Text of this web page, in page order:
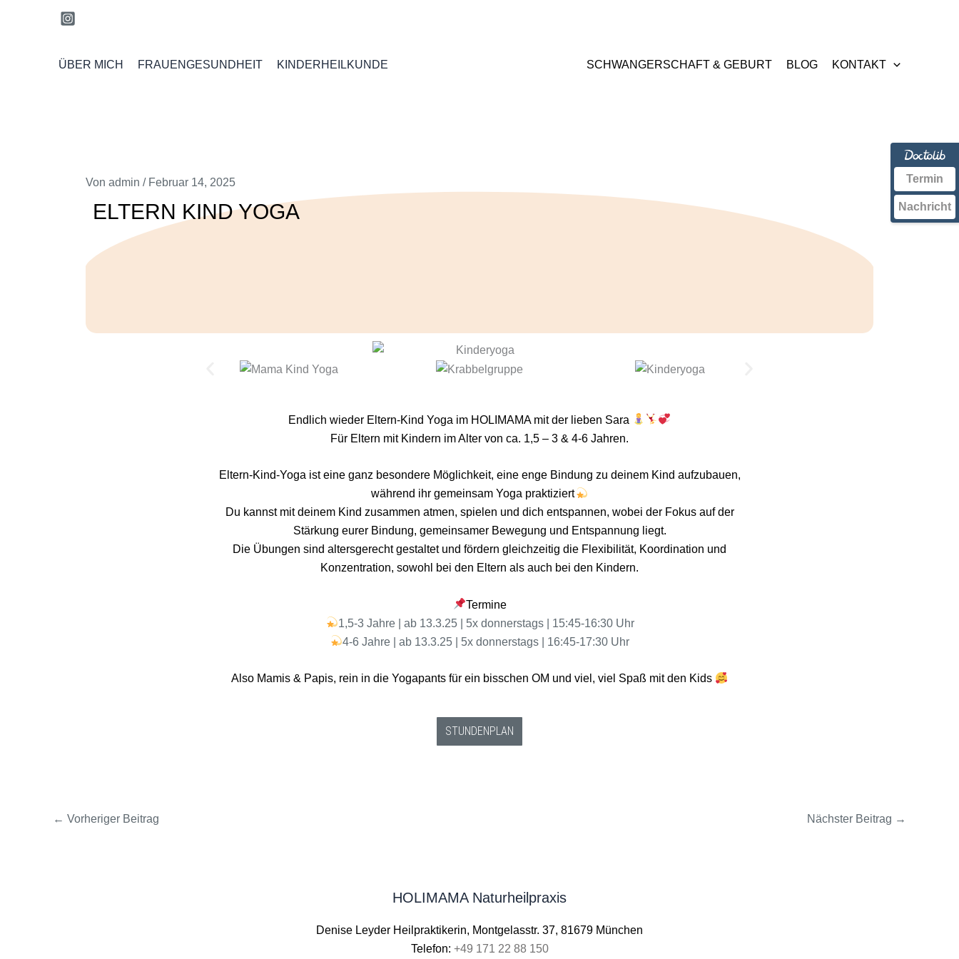
ÜBER MICH
FRAUENGESUNDHEIT KINDERHEILKUNDE SCHWANGERSCHAFT & GEBURT BLOG KONTAKT
Von admin / Februar 14, 2025
ELTERN KIND YOGA
Endlich wieder Eltern-Kind Yoga im HOLIMAMA mit der lieben Sara
Für Eltern mit Kindern im Alter von ca. 1,5 – 3 & 4-6 Jahren.
Eltern-Kind-Yoga ist eine ganz besondere Möglichkeit, eine enge Bindung zu deinem Kind aufzubauen,
während ihr gemeinsam Yoga praktiziert
Du kannst mit deinem Kind zusammen atmen, spielen und dich entspannen, wobei der Fokus auf der
Stärkung eurer Bindung, gemeinsamer Bewegung und Entspannung liegt.
Die Übungen sind altersgerecht gestaltet und fördern gleichzeitig die Flexibilität, Koordination und
Konzentration, sowohl bei den Eltern als auch bei den Kindern.
Termine
1,5-3 Jahre | ab 13.3.25 | 5x donnerstags | 15:45-16:30 Uhr
4-6 Jahre | ab 13.3.25 | 5x donnerstags | 16:45-17:30 Uhr
Also Mamis & Papis, rein in die Yogapants für ein bisschen OM und viel, viel Spaß mit den Kids
STUNDENPLAN
← Vorheriger Beitrag Nächster Beitrag →
HOLIMAMA Naturheilpraxis
Denise Leyder Heilpraktikerin, Montgelasstr. 37, 81679 München
Telefon: +49 171 22 88 150
Termin
Nachricht